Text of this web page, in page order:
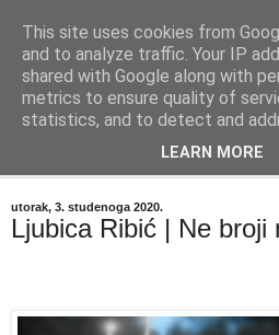
"Kvaka"
Časopis za književnost ISSN
utorak, 3. studenoga 2020.
Ljubica Ribić | Ne broji
This site uses cookies from
and to analyze traffic. Your IP
shared with Google along with
metrics to ensure quality of
statistics, and to detect and
LEARN MORE